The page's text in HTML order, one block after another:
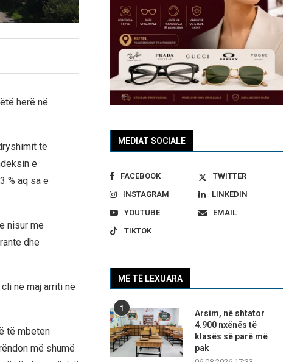
herë në
të
e
% aq sa e
nisur me
dhe
në maj arriti në
të mbeten
më shumë
MEDIAT SOCIALE
FACEBOOK
TWITTER
INSTAGRAM
LINKEDIN
YOUTUBE
EMAIL
TIKTOK
MË TË LEXUARA
1
Arsim, në shtator
4.900 nxënës të
klasës së parë më
pak